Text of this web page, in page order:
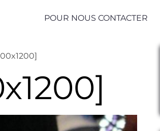
POUR NOUS CONTACTER